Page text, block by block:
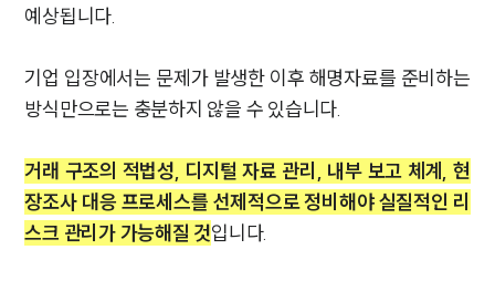
기업법무그룹 업무
전체
예상됩니다.
기업 입장에서는 문제가 발생한 이후 해명자료를 준비하는
방식만으로는 충분하지 않을 수 있습니다.
거래 구조의 적법성, 디지털 자료 관리, 내부 보고 체계, 현
장조사 대응 프로세스를 선제적으로 정비해야 실질적인 리
스크 관리가 가능해질 것입니다.